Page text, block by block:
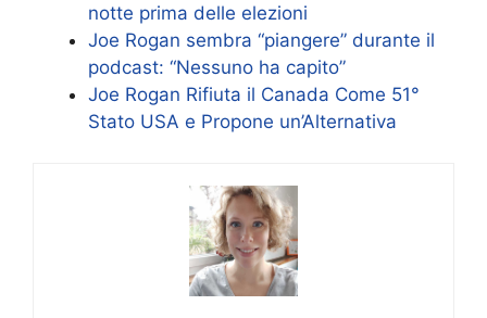
notte prima delle elezioni
Joe Rogan sembra “piangere” durante il
podcast: “Nessuno ha capito”
Joe Rogan Rifiuta il Canada Come 51°
Stato USA e Propone un’Alternativa